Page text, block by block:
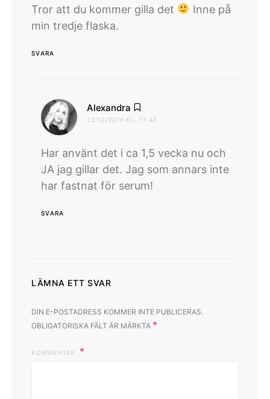
Tror att du kommer gilla det
Inne på
min tredje flaska.
SVARA
Alexandra
22/12/2016 KL. 11:43
Har använt det i ca 1,5 vecka nu och
JA jag gillar det. Jag som annars inte
har fastnat för serum!
SVARA
LÄMNA ETT SVAR
DIN E-POSTADRESS KOMMER INTE PUBLICERAS.
OBLIGATORISKA FÄLT ÄR MÄRKTA *
KOMMENTAR